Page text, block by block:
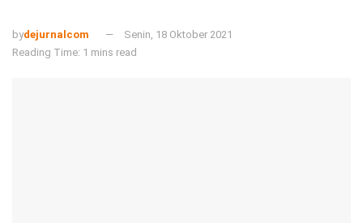
bydejurnalcom
Senin, 18 Oktober 2021
Reading Time: 1 mins read